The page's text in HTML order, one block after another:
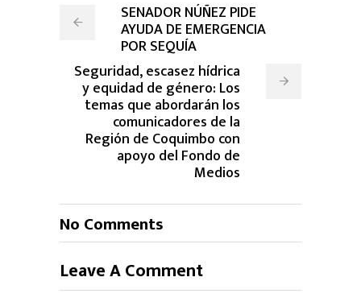
SENADOR NÚÑEZ PIDE
AYUDA DE EMERGENCIA
POR SEQUÍA
Seguridad, escasez hídrica
y equidad de género: Los
temas que abordarán los
comunicadores de la
Región de Coquimbo con
apoyo del Fondo de
Medios
No Comments
Leave A Comment